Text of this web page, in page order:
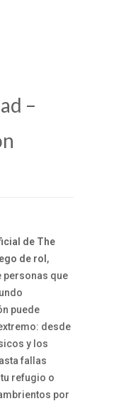
–
de The
de rol ,
personas que
puede
desde
y los
fallas
refugio o
por